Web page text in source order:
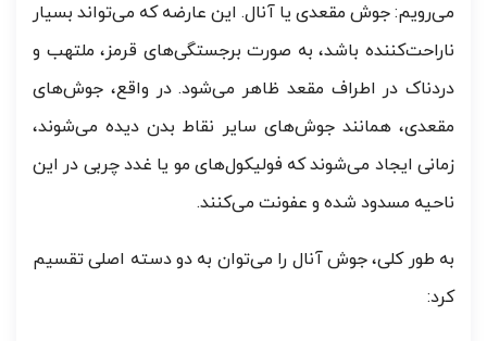
می‌رویم: جوش مقعدی یا آنال. این عارضه که می‌تواند بسیار
ناراحت‌کننده باشد، به صورت برجستگی‌های قرمز، ملتهب و
دردناک در اطراف مقعد ظاهر می‌شود. در واقع، جوش‌های
مقعدی، همانند جوش‌های سایر نقاط بدن دیده می‌شوند،
زمانی ایجاد می‌شوند که فولیکول‌های مو یا غدد چربی در این
ناحیه مسدود شده و عفونت می‌کنند.
به طور کلی، جوش آنال را می‌توان به دو دسته اصلی تقسیم
کرد: